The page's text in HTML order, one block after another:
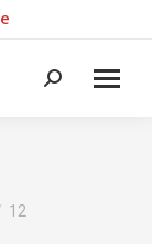
Recherche
12